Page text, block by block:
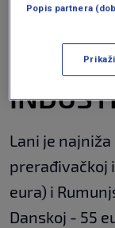
Lani je
prerađivačkoj
eura) i
Danskoj - 55
Popis partnera